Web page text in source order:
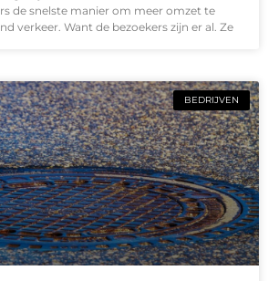
de snelste manier om meer omzet te
verkeer. Want de bezoekers zijn er al. Ze
BEDRIJVEN